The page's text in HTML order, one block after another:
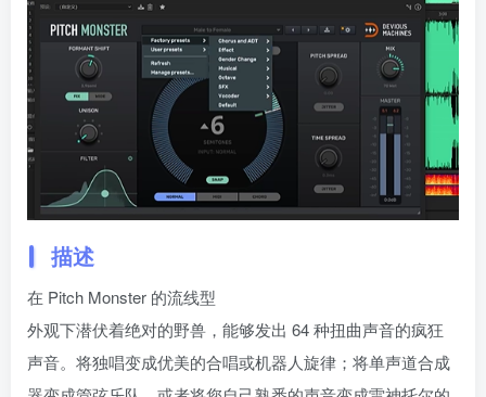
描述
在 Pitch Monster 的流线型
外观下潜伏着绝对的野兽，能够发出 64 种扭曲声音的疯狂
声音。将独唱变成优美的合唱或机器人旋律；将单声道合成